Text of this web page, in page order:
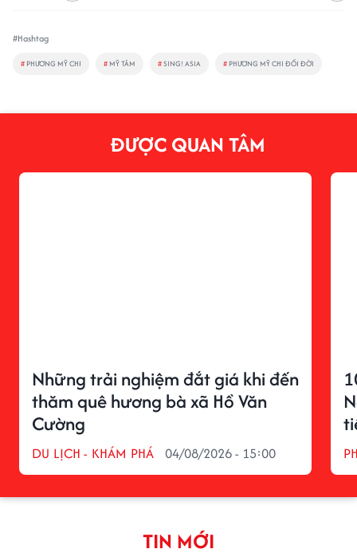
#Hashtag
# PHƯƠNG MỸ CHI # MỸ TÂM #SING! ASIA # PHƯƠNG MỸ CHI ĐỔI ĐỜI
ĐƯỢC QUAN TÂM
Những trải nghiệm đắt giá khi đến
thăm quê hương bà xã Hồ Văn
Cường
DU LỊCH - KHÁM PHÁ 04/08/2026 - 15:00
TIN MỚI